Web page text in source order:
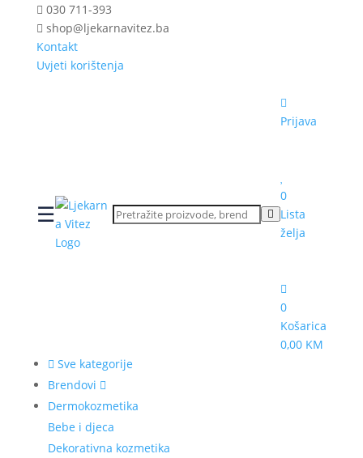
030 711-393
shop@ljekarnavitez.ba
Kontakt
Uvjeti korištenja
☰
Prijava
0
Lista
želja
0
Košarica
0,00 KM
Sve kategorije
Brendovi
Dermokozmetika
Bebe i djeca
Dekorativna kozmetika